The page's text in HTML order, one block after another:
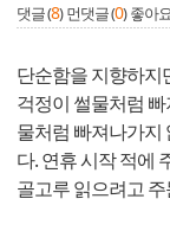
댓글 (8) 먼댓글 (0) 좋아
단순함을 지향하지
걱정이 썰물처럼
물처럼 빠져나가지
다. 연휴 시작 적에
골고루 읽으려고